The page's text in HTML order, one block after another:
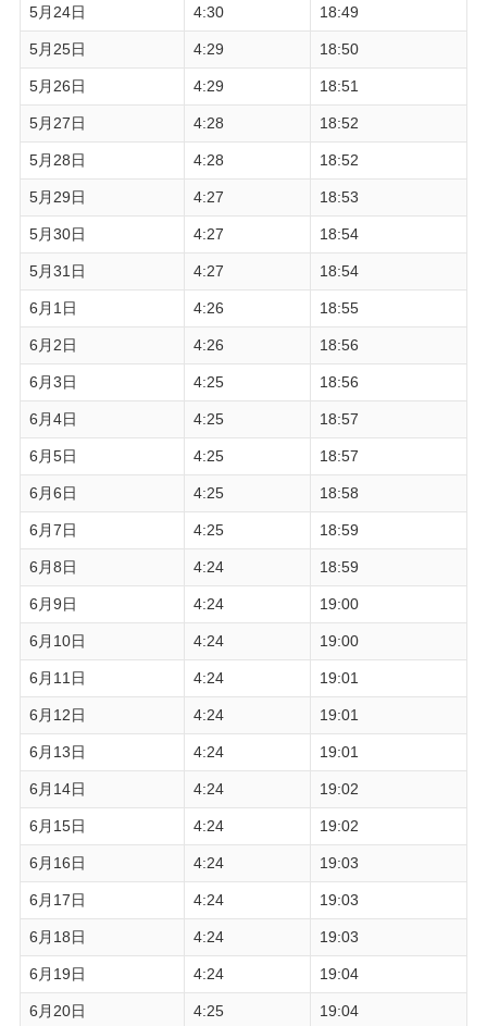
5月24日 4:30 18:49
5月25日 4:29 18:50
5月26日 4:29 18:51
5月27日 4:28 18:52
5月28日 4:28 18:52
5月29日 4:27 18:53
5月30日 4:27 18:54
5月31日 4:27 18:54
6月1日 4:26 18:55
6月2日 4:26 18:56
6月3日 4:25 18:56
6月4日 4:25 18:57
6月5日 4:25 18:57
6月6日 4:25 18:58
6月7日 4:25 18:59
6月8日 4:24 18:59
6月9日 4:24 19:00
6月10日 4:24 19:00
6月11日 4:24 19:01
6月12日 4:24 19:01
6月13日 4:24 19:01
6月14日 4:24 19:02
6月15日 4:24 19:02
6月16日 4:24 19:03
6月17日 4:24 19:03
6月18日 4:24 19:03
6月19日 4:24 19:04
6月20日 4:25 19:04